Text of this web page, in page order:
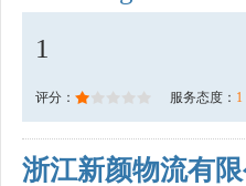
1
评分： 服务态度： 1
浙江新颜物流有限